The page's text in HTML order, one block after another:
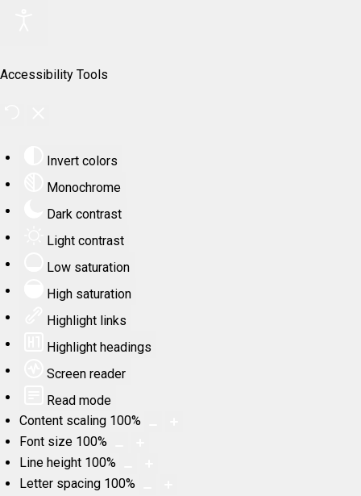
Accessibility Tools
Invert colors
Monochrome
Dark contrast
Light contrast
Low saturation
High saturation
Highlight links
Highlight headings
Screen reader
Read mode
Content scaling 100%
Font size 100%
Line height 100%
Letter spacing 100%